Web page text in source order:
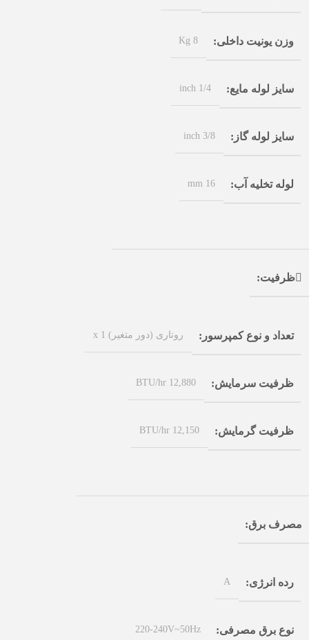
وزن یونیت داخلی 8 Kg
سایز لوله مایع 1/4 inch
سایز لوله گاز 3/8 inch
لوله تخلیه آب 16 mm
ظرفیت
تعداد و نوع کمپرسور روتاری (دور متغیر) x 1
ظرفیت سرمایش 12,880 BTU/hr
ظرفیت گرمایش 12,150 BTU/hr
مصرف برق
رده انرژی A
نوع برق مصرفی 220-240V~50Hz